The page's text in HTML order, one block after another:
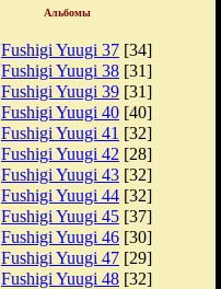
Альбомы
Fushigi Yuugi 37 [34]
Fushigi Yuugi 38 [31]
Fushigi Yuugi 39 [31]
Fushigi Yuugi 40 [40]
Fushigi Yuugi 41 [32]
Fushigi Yuugi 42 [28]
Fushigi Yuugi 43 [32]
Fushigi Yuugi 44 [32]
Fushigi Yuugi 45 [37]
Fushigi Yuugi 46 [30]
Fushigi Yuugi 47 [29]
Fushigi Yuugi 48 [32]